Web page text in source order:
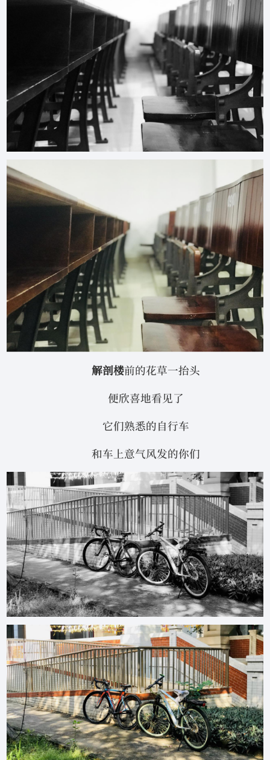
解剖楼前的花草一抬头
便欣喜地看见了
它们熟悉的自行车
和车上意气风发的你们